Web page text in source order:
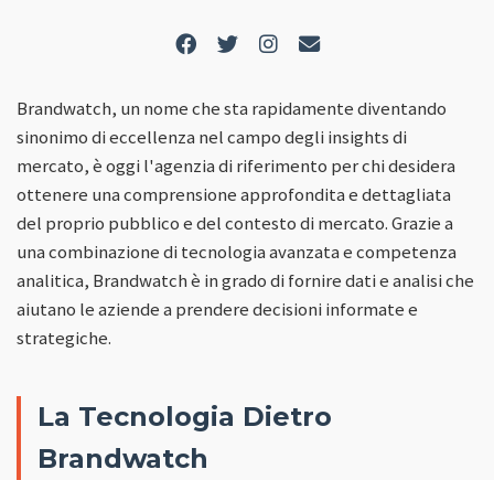
Brandwatch, un nome che sta rapidamente diventando
sinonimo di eccellenza nel campo degli insights di
mercato, è oggi l'agenzia di riferimento per chi desidera
ottenere una comprensione approfondita e dettagliata
del proprio pubblico e del contesto di mercato. Grazie a
una combinazione di tecnologia avanzata e competenza
analitica, Brandwatch è in grado di fornire dati e analisi che
aiutano le aziende a prendere decisioni informate e
strategiche.
La Tecnologia Dietro
Brandwatch